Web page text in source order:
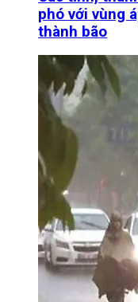
phó với vùng
thành bão